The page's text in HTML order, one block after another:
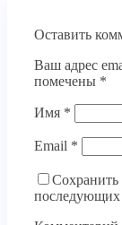
Оставить
Ваш адрес
помечены *
Имя *
Email *
Сохранить
последующих